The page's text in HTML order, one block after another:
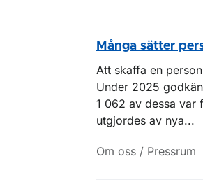
Många sätter
Att skaffa en
Under 2025
1 062 av dessa var
utgjordes av nya...
Om oss / Pressrum